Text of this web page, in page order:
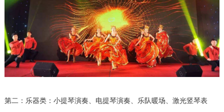
第二：乐器类：小提琴演奏、电提琴演奏、乐队暖场、激光竖琴表